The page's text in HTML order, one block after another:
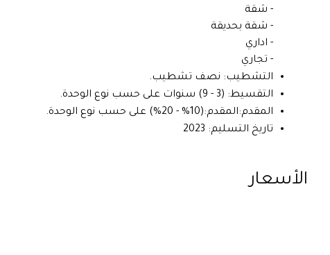
- شقة
- شقة بحديقة
- اداري
- تجاري
التشطيب: نصف تشطيب.
التقسيط: (3 - 9) سنوات على حسب نوع الوحدة
.
المقدم:المقدم:(10% - 20%) على حسب نوع الوحدة
.
تاريخ التسليم: 2023
الأسعار